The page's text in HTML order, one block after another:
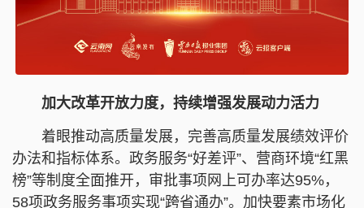
加大改革开放力度，持续增强发展动力活力
着眼推动高质量发展，完善高质量发展绩效评价
办法和指标体系。政务服务“好差评”、营商环境“红黑
榜”等制度全面推开，审批事项网上可办率达95%，
58项政务服务事项实现“跨省通办”。加快要素市场化